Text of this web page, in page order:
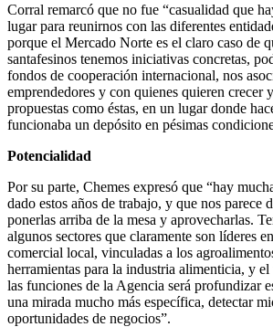
Corral remarcó que no fue “casualidad que
lugar para reunirnos con las diferentes
porque el Mercado Norte es el claro caso de
santafesinos tenemos iniciativas concretas,
fondos de cooperación internacional, nos
emprendedores y con quienes quieren crecer
propuestas como éstas, en un lugar donde
funcionaba un depósito en pésimas
Potencialidad
Por su parte, Chemes expresó que “hay
dado estos años de trabajo, y que nos parece
ponerlas arriba de la mesa y aprovecharlas.
algunos sectores que claramente son líderes
comercial local, vinculadas a los
herramientas para la industria alimenticia, y
las funciones de la Agencia será profundizar
una mirada mucho más específica, detectar
oportunidades de negocios”.